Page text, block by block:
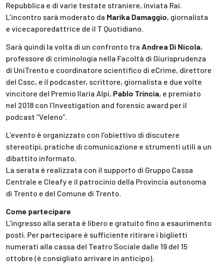
Repubblica e di varie testate straniere, inviata Rai.
L’incontro sarà moderato da Marika Damaggio, giornalista
e vicecaporedattrice de il T Quotidiano.
Sarà quindi la volta di un confronto tra Andrea Di Nicola,
professore di criminologia nella Facoltà di Giurisprudenza
di UniTrento e coordinatore scientifico di eCrime, direttore
del Cssc, e il podcaster, scrittore, giornalista e due volte
vincitore del Premio Ilaria Alpi, Pablo Trincia, e premiato
nel 2018 con l’Investigation and forensic award per il
podcast “Veleno”.
L’evento è organizzato con l’obiettivo di discutere
stereotipi, pratiche di comunicazione e strumenti utili a un
dibattito informato.
La serata è realizzata con il supporto di Gruppo Cassa
Centrale e Cleafy e il patrocinio della Provincia autonoma
di Trento e del Comune di Trento.
Come partecipare
L’ingresso alla serata è libero e gratuito fino a esaurimento
posti. Per partecipare è sufficiente ritirare i biglietti
numerati alla cassa del Teatro Sociale dalle 19 del 15
ottobre (è consigliato arrivare in anticipo).